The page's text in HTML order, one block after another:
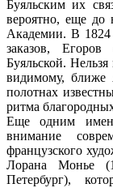
Буяльским их
вероятно, еще до
Академии. В 1824
заказов,
Буяльской.
видимому, ближе
полотнах
ритма
Еще одним
внимание
французского
Лорана Монье
Петербург),